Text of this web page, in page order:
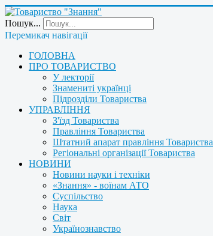
Пошук...
Перемикач навігації
ГОЛОВНА
ПРО ТОВАРИСТВО
У лекторії
Знамениті українці
Підрозділи Товариства
УПРАВЛІННЯ
З'їзд Товариства
Правління Товариства
Штатний апарат правління Товариства
Регіональні організації Товариства
НОВИНИ
Новини науки і техніки
«Знання» - воїнам АТО
Суспільство
Наука
Світ
Українознавство